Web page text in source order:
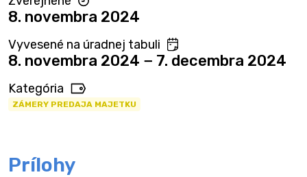
8. novembra 2024
Vyvesené na úradnej tabuli
8. novembra 2024 − 7. decembra 2024
Kategória
ZÁMERY PREDAJA MAJETKU
Prílohy